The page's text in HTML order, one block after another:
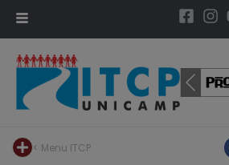
< Menu ITCP